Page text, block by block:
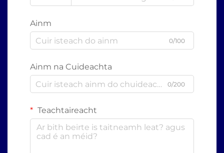
Ainm
0/100
Ainm na Cuideachta
0/200
Teachtaireacht